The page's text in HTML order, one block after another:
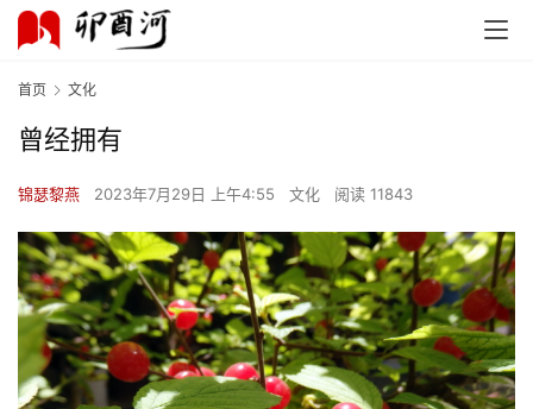
首页 文化
曾经拥有
锦瑟黎燕 2023年7月29日 上午4:55 文化 阅读 11843